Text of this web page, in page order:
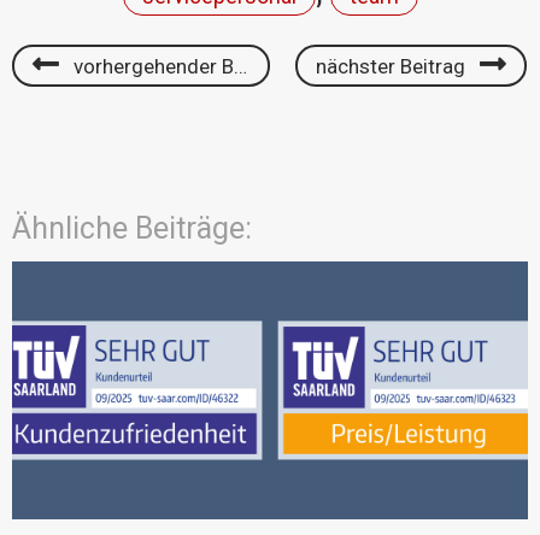
vorhergehender Beitrag nächster Beitrag
Ähnliche Beiträge: